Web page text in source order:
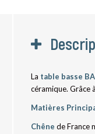
La table basse
céramique. Grâce
Matières
Chêne de France